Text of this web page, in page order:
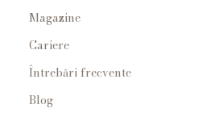
Magazine
Cariere
Întrebări frecvente
Blog